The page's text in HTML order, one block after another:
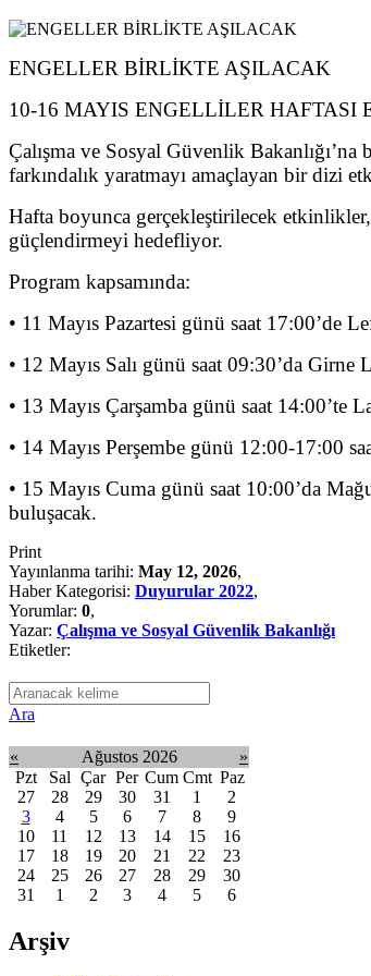
ENGELLER BİRLİKTE AŞILACAK
10-16 MAYIS ENGELLİLER
Çalışma ve Sosyal Güvenlik
farkındalık yaratmayı amaçlayan bir dizi
Hafta boyunca gerçekleştirilecek
güçlendirmeyi hedefliyor.
Program kapsamında:
• 11 Mayıs Pazartesi günü saat 17:00’de
• 12 Mayıs Salı günü saat 09:30’da
• 13 Mayıs Çarşamba günü saat 14:00’te
• 14 Mayıs Perşembe günü 12:00-17:00
• 15 Mayıs Cuma günü saat 10:00’da
buluşacak.
Print
Yayınlanma tarihi: May 12, 2026,
Haber Kategorisi: Duyurular 2022,
Yorumlar: 0,
Yazar: Çalışma ve Sosyal Güvenlik Bakanlığı
Etiketler:
Ara
« Ağustos 2026
»
Pzt
Sal Çar Per Cum Cmt Paz
27
28 29 30 31 1
2
3
4 5 6 7 8
9
10
11 12 13 14 15
16
17
18 19 20 21 22
23
24
25 26 27 28 29
30
31
1 2 3 4 5 6
Arşiv